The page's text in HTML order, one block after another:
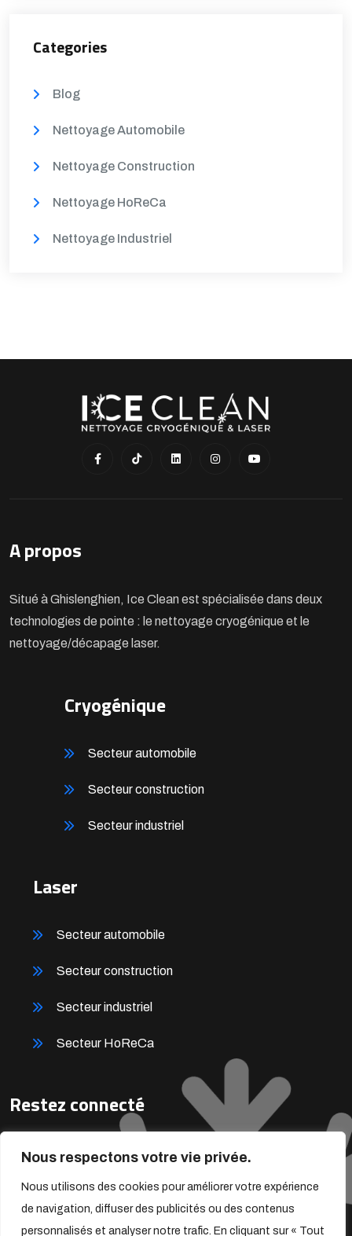
Nous respectons votre vie privée.
Nous utilisons des cookies pour améliorer votre expérience
de navigation, diffuser des publicités ou des contenus
personnalisés et analyser notre trafic. En cliquant sur « Tout
Categories
Blog
Nettoyage Automobile
Nettoyage Construction
Nettoyage HoReCa
Nettoyage Industriel
A propos
Situé à Ghislenghien, Ice Clean est spécialisée dans deux
technologies de pointe : le nettoyage cryogénique et le
nettoyage/décapage laser.
Cryogénique
Secteur automobile
Secteur construction
Secteur industriel
Laser
Secteur automobile
Secteur construction
Secteur industriel
Secteur HoReCa
Restez connecté
Inscrivez-vous pour recevoir nos offres exclusives en temps